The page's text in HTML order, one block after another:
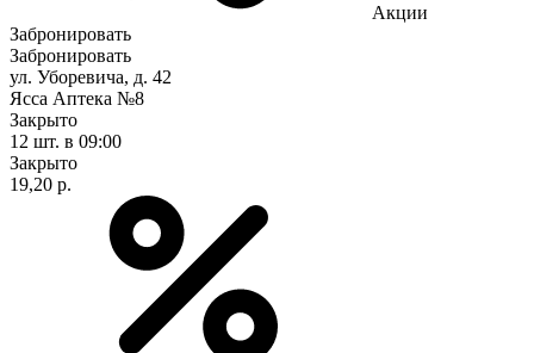
Акции
Забронировать
Забронировать
ул. Уборевича, д. 42
Ясса Аптека №8
Закрыто
12 шт. в 09:00
Закрыто
19,20 р.